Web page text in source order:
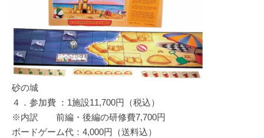
砂の城
４．参加費 ：1施設11,700円（税込）
※内訳 前編・後編の研修費7,700円
ボードゲーム代：4,000円（送料込）